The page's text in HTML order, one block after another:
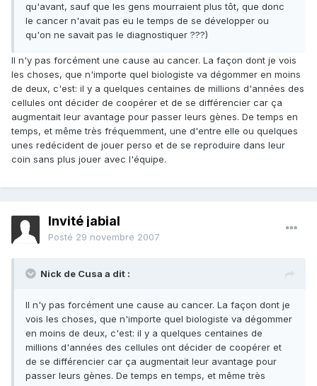
qu'avant, sauf que les gens mourraient plus tôt, que donc
le cancer n'avait pas eu le temps de se développer ou
qu'on ne savait pas le diagnostiquer ???)
Il n'y pas forcément une cause au cancer. La façon dont je vois
les choses, que n'importe quel biologiste va dégommer en moins
de deux, c'est: il y a quelques centaines de millions d'années des
cellules ont décider de coopérer et de se différencier car ça
augmentait leur avantage pour passer leurs gènes. De temps en
temps, et même très fréquemment, une d'entre elle ou quelques
unes redécident de jouer perso et de se reproduire dans leur
coin sans plus jouer avec l'équipe.
Invité jabial
Posté 29 novembre 2007
Nick de Cusa a dit :
Il n'y pas forcément une cause au cancer. La façon dont je
vois les choses, que n'importe quel biologiste va dégommer
en moins de deux, c'est: il y a quelques centaines de
millions d'années des cellules ont décider de coopérer et
de se différencier car ça augmentait leur avantage pour
passer leurs gènes. De temps en temps, et même très